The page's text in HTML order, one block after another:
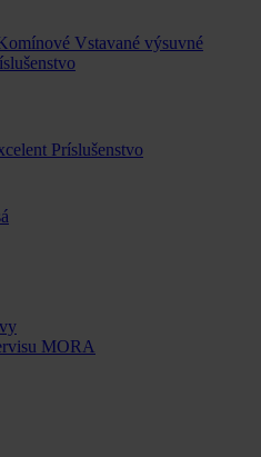
Vstavané výsuvné
Príslušenstvo
MORA